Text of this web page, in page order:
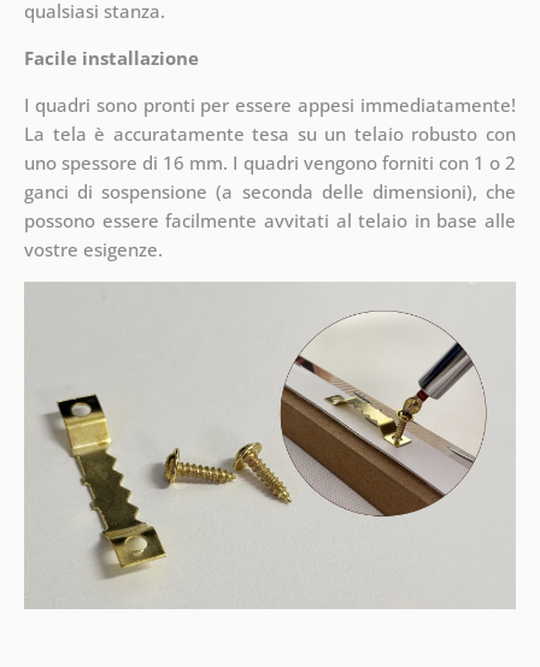
qualsiasi stanza.
Facile installazione
I quadri sono pronti per essere appesi immediatamente!
La tela è accuratamente tesa su un telaio robusto con
uno spessore di 16 mm. I quadri vengono forniti con 1 o 2
ganci di sospensione (a seconda delle dimensioni), che
possono essere facilmente avvitati al telaio in base alle
vostre esigenze.